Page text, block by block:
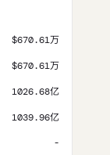
$670.61万
$670.61万
1026.68亿
1039.96亿
-